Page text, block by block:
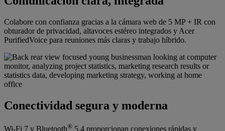
Colabore con confianza gracias a la cámara web de 5 MP + IR con
obturador de privacidad, altavoces estéreo integrados y Acer
PurifiedVoice para reuniones más claras y trabajo híbrido.
Conectividad segura y moderna
Wi-Fi 7 y Bluetooth® 5.4 proporcionan conexiones rápidas y